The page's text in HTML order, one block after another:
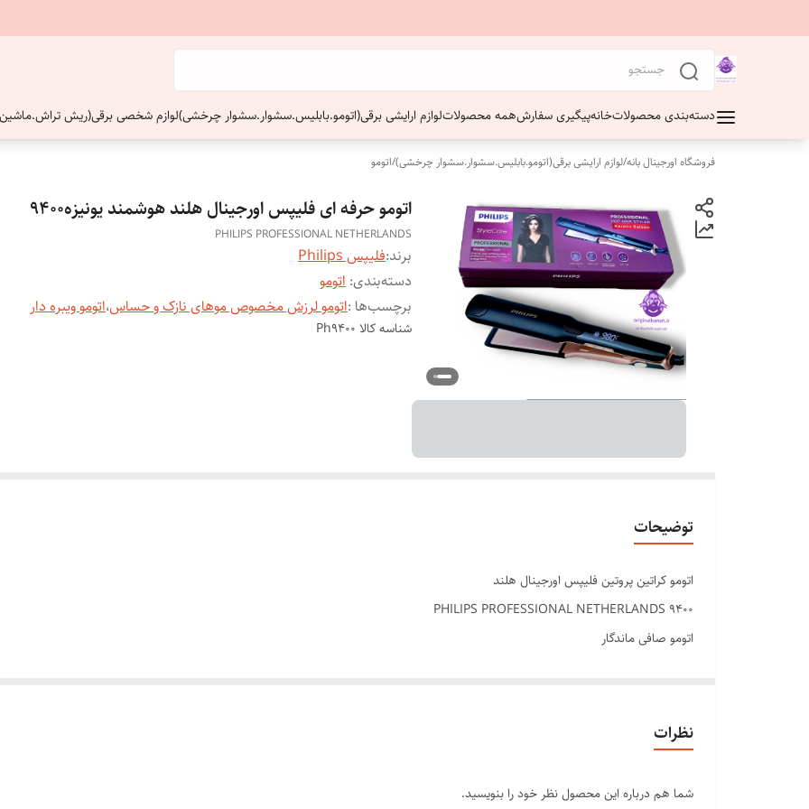
دسته‌بندی محصولاتخانهپیگیری سفارشهمه محصولاتلوازم ارایشی برقی(اتومو.بابلیس.سشوار.سشوار چرخشی)لوازم شخصی برقی(ریش
فروشگاه اورجینال بانه/لوازم ارایشی برقی(اتومو.بابلیس.سشوار.سشوار چرخشی)/اتومو
اتومو حرفه ای فلیپس اورجینال هلند هوشمند یونیزه9400
PHILIPS PROFESSIONAL NETHERLANDS
برند:فلیپس Philips
دسته‌بندی: اتومو
برچسب‌ها :اتومو لرزش مخصوص موهای نازک و حساس،اتومو ویبره دار
شناسه کالا Ph9400
توضیحات
اتومو کراتین پروتین فلیپس اورجینال هلند
PHILIPS PROFESSIONAL NETHERLANDS 9400
اتومو صافی ماندگار
گرفتن ویزی مو
ترمیم موهای اسیب دیده
نظرات
شما هم درباره این محصول نظر خود را بنویسید.